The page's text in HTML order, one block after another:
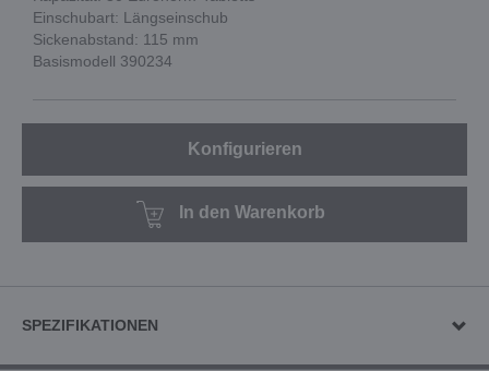
Einschubart: Längseinschub
Sickenabstand: 115 mm
Basismodell 390234
Konfigurieren
In den Warenkorb
SPEZIFIKATIONEN